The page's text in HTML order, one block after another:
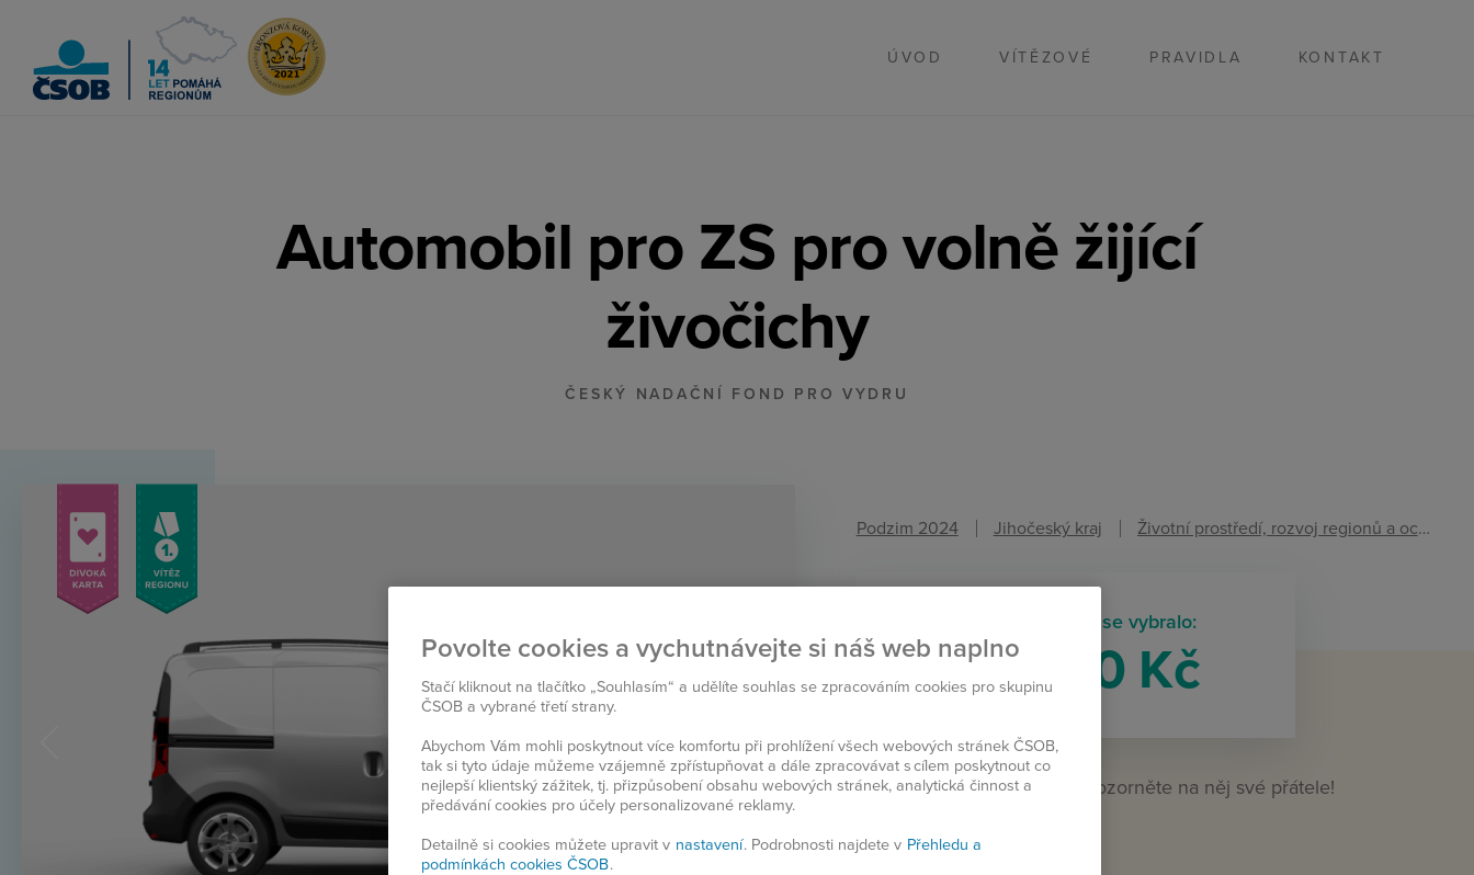
ÚVOD VÍTĚZOVÉ PRAVIDLA KONTAKT
Automobil pro ZS pro volně žijící
živočichy
ČESKÝ NADAČNÍ FOND PRO VYDRU
Podzim 2024 Jihočeský kraj Životní prostředí, rozvoj regionů a ochrana zvířat
Na tento projekt se vybralo:
83 800 Kč
Zaujal vás tento projekt? Upozorněte na něj své přátele!
Povolte cookies a vychutnávejte si náš web naplno
Stačí kliknout na tlačítko „Souhlasím“ a udělíte souhlas se zpracováním cookies pro skupinu
ČSOB a vybrané třetí strany.
Abychom Vám mohli poskytnout více komfortu při prohlížení všech webových stránek ČSOB,
tak si tyto údaje můžeme vzájemně zpřístupňovat a dále zpracovávat s cílem poskytnout co
nejlepší klientský zážitek, tj. přizpůsobení obsahu webových stránek, analytická činnost a
předávání cookies pro účely personalizované reklamy.
Detailně si cookies můžete upravit v nastavení. Podrobnosti najdete v Přehledu a
podmínkách cookies ČSOB.